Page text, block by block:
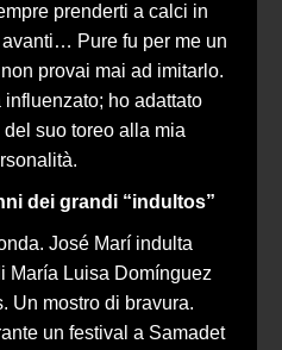
prenderti a calci in
Pure fu per me un
provai mai ad imitarlo.
ho adattato
suo toreo alla mia
dei grandi “indultos”
José Marí indulta
María Luisa Domínguez
Un mostro di bravura.
un festival a Samadet